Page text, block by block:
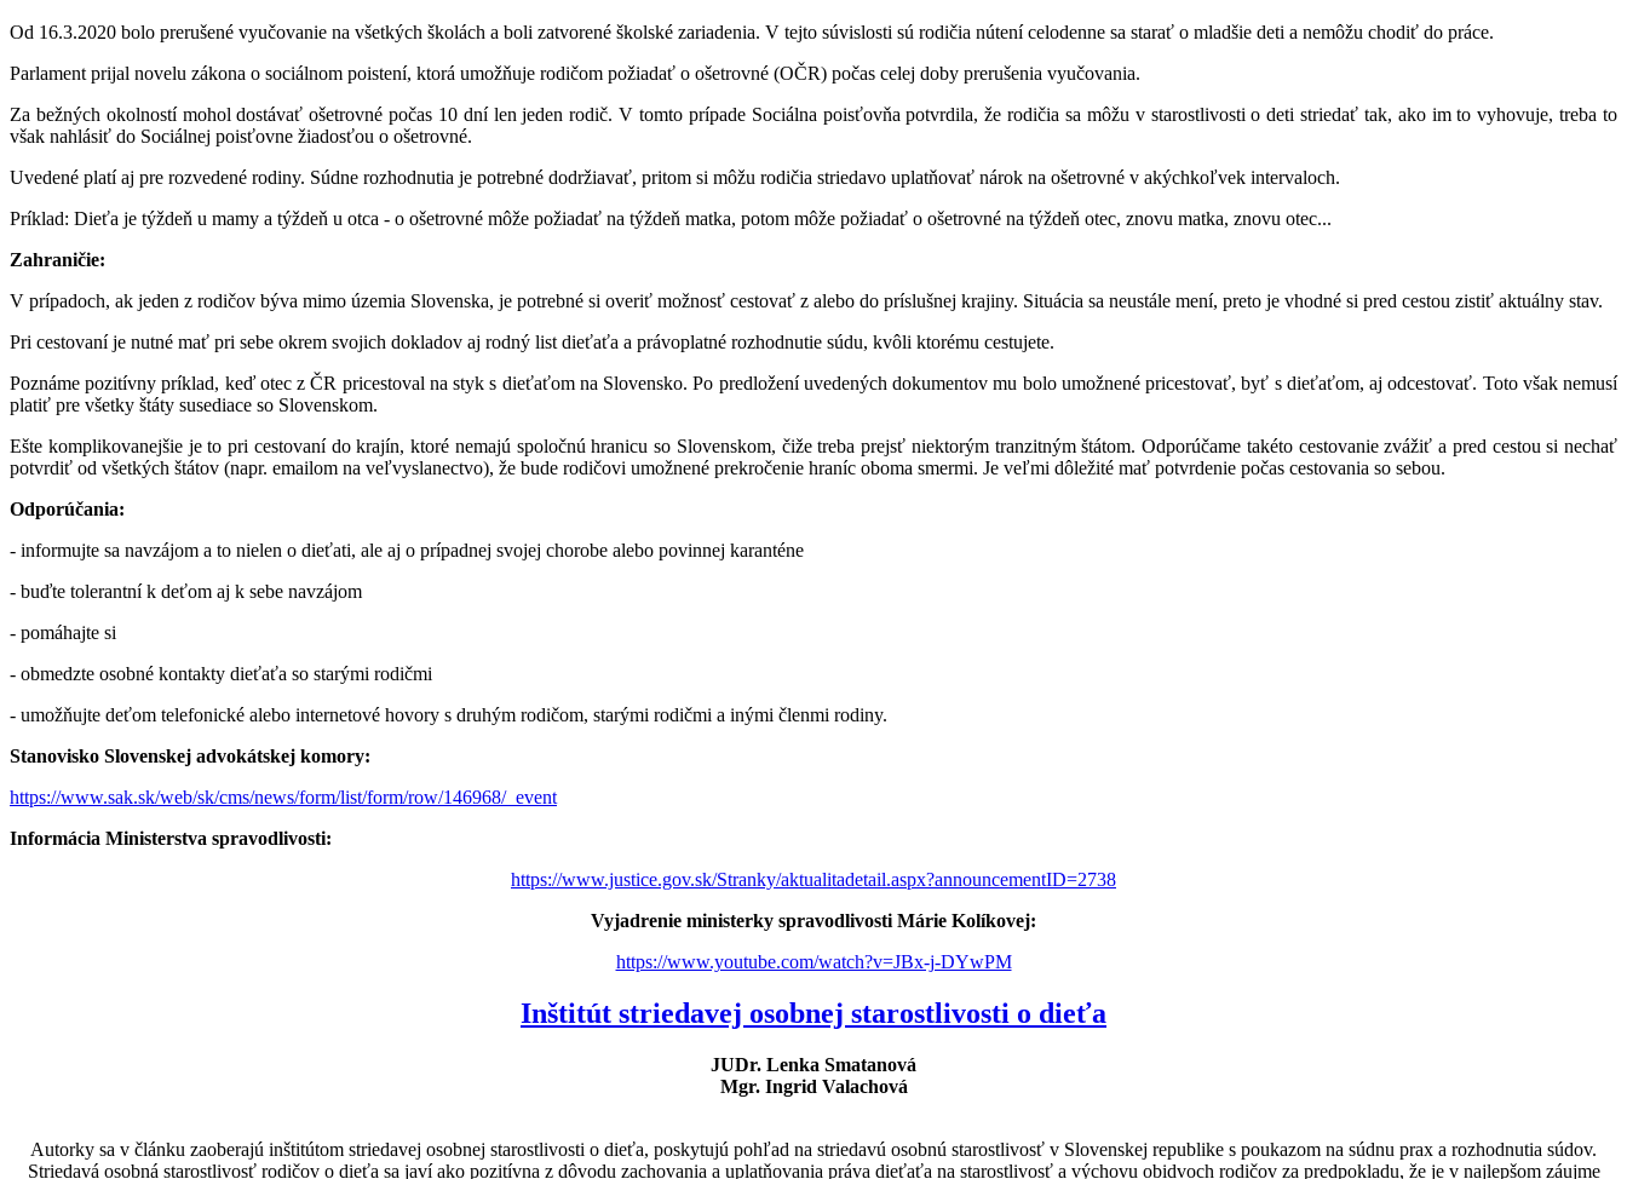
Od 16.3.2020 bolo prerušené vyučovanie na všetkých školách a boli zatvorené školské zariadenia. V tejto súvislosti sú rodičia nútení celodenne sa starať o mladšie deti a nemôžu chodiť do práce.
Parlament prijal novelu zákona o sociálnom poistení, ktorá umožňuje rodičom požiadať o ošetrovné (OČR) počas celej doby prerušenia vyučovania.
Za bežných okolností mohol dostávať ošetrovné počas 10 dní len jeden rodič. V tomto prípade Sociálna poisťovňa potvrdila, že rodičia sa môžu v starostlivosti o deti striedať tak, ako im to vyhovuje, treba to
však nahlásiť do Sociálnej poisťovne žiadosťou o ošetrovné.
Uvedené platí aj pre rozvedené rodiny. Súdne rozhodnutia je potrebné dodržiavať, pritom si môžu rodičia striedavo uplatňovať nárok na ošetrovné v akýchkoľvek intervaloch.
Príklad: Dieťa je týždeň u mamy a týždeň u otca - o ošetrovné môže požiadať na týždeň matka, potom môže požiadať o ošetrovné na týždeň otec, znovu matka, znovu otec...
Zahraničie:
V prípadoch, ak jeden z rodičov býva mimo územia Slovenska, je potrebné si overiť možnosť cestovať z alebo do príslušnej krajiny. Situácia sa neustále mení, preto je vhodné si pred cestou zistiť aktuálny stav.
Pri cestovaní je nutné mať pri sebe okrem svojich dokladov aj rodný list dieťaťa a právoplatné rozhodnutie súdu, kvôli ktorému cestujete.
Poznáme pozitívny príklad, keď otec z ČR pricestoval na styk s dieťaťom na Slovensko. Po predložení uvedených dokumentov mu bolo umožnené pricestovať, byť s dieťaťom, aj odcestovať. Toto však nemusí
platiť pre všetky štáty susediace so Slovenskom.
Ešte komplikovanejšie je to pri cestovaní do krajín, ktoré nemajú spoločnú hranicu so Slovenskom, čiže treba prejsť niektorým tranzitným štátom. Odporúčame takéto cestovanie zvážiť a pred cestou si nechať
potvrdiť od všetkých štátov (napr. emailom na veľvyslanectvo), že bude rodičovi umožnené prekročenie hraníc oboma smermi. Je veľmi dôležité mať potvrdenie počas cestovania so sebou.
Odporúčania:
- informujte sa navzájom a to nielen o dieťati, ale aj o prípadnej svojej chorobe alebo povinnej karanténe
- buďte tolerantní k deťom aj k sebe navzájom
- pomáhajte si
- obmedzte osobné kontakty dieťaťa so starými rodičmi
- umožňujte deťom telefonické alebo internetové hovory s druhým rodičom, starými rodičmi a inými členmi rodiny.
Stanovisko Slovenskej advokátskej komory:
https://www.sak.sk/web/sk/cms/news/form/list/form/row/146968/_event
Informácia Ministerstva spravodlivosti:
https://www.justice.gov.sk/Stranky/aktualitadetail.aspx?announcementID=2738
Vyjadrenie ministerky spravodlivosti Márie Kolíkovej:
https://www.youtube.com/watch?v=JBx-j-DYwPM
Inštitút striedavej osobnej starostlivosti o dieťa
JUDr. Lenka Smatanová
Mgr. Ingrid Valachová
Autorky sa v článku zaoberajú inštitútom striedavej osobnej starostlivosti o dieťa, poskytujú pohľad na striedavú osobnú starostlivosť v Slovenskej republike s poukazom na súdnu prax a rozhodnutia súdov.
Striedavá osobná starostlivosť rodičov o dieťa sa javí ako pozitívna z dôvodu zachovania a uplatňovania práva dieťaťa na starostlivosť a výchovu obidvoch rodičov za predpokladu, že je v najlepšom záujme